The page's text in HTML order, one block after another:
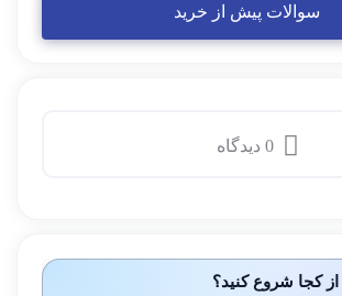
سوالات پیش از خرید
0 دیدگاه
از کجا شروع کنید؟